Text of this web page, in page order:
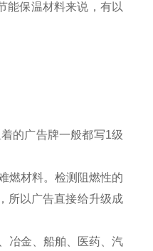
能保温材料来说，有以
的广告牌一般都写1级
燃材料。检测阻燃性的
所以广告直接给升级成
冶金、船舶、医药、汽